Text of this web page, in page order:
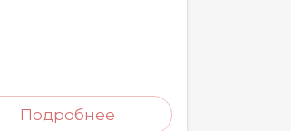
Подробнее